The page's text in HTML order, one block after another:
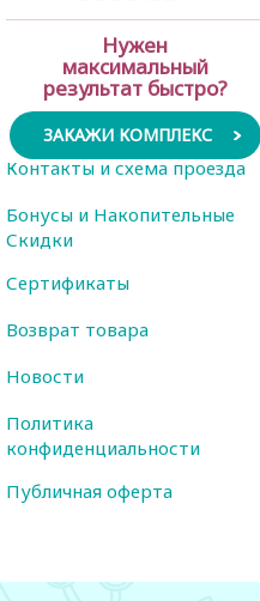
Нужен
максимальный
результат быстро?
ЗАКАЖИ КОМПЛЕКС
Контакты и схема проезда
Бонусы и Накопительные
Скидки
Сертификаты
Возврат товара
Новости
Политика
конфиденциальности
Публичная оферта